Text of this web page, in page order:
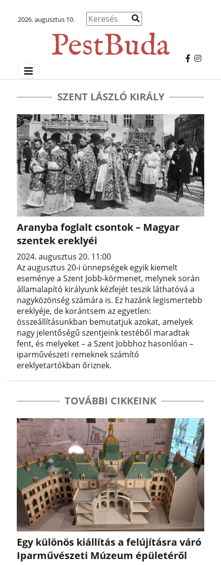
2026. augusztus 10.
SZENT LÁSZLÓ KIRÁLY
Aranyba foglalt csontok – Magyar
szentek ereklyéi
2024. augusztus 20. 11:00
Az augusztus 20-i ünnepségek egyik kiemelt
eseménye a Szent Jobb-körmenet, melynek során
államalapító királyunk kézfejét teszik láthatóvá a
nagyközönség számára is. Ez hazánk legismertebb
ereklyéje, de korántsem az egyetlen:
összeállításunkban bemutatjuk azokat, amelyek
nagy jelentőségű szentjeink testéből maradtak
fent, és melyeket – a Szent Jobbhoz hasonlóan –
iparművészeti remeknek számító
ereklyetartókban őriznek.
TOVÁBBI CIKKEINK
Egy különös kiállítás a felújításra váró
Iparművészeti Múzeum épületéről